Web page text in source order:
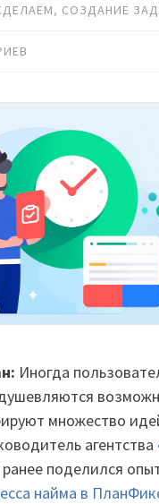
, СОЗДАНИЕ
Иногда
множество
агентства
поделился
найма в